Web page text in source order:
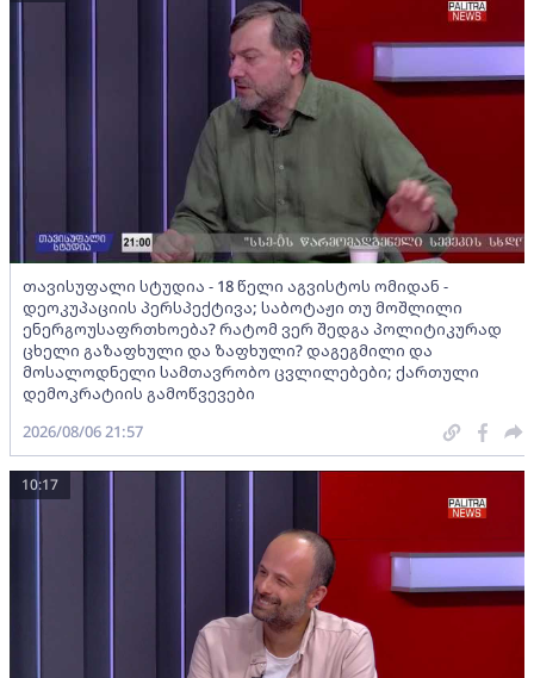
თავისუფალი სტუდია - 18 წელი აგვისტოს ომიდან -
დეოკუპაციის პერსპექტივა; საბოტაჟი თუ მოშლილი
ენერგოუსაფრთხოება? რატომ ვერ შედგა პოლიტიკურად
ცხელი გაზაფხული და ზაფხული? დაგეგმილი და
მოსალოდნელი სამთავრობო ცვლილებები; ქართული
დემოკრატიის გამოწვევები
2026/08/06 21:57
10:17